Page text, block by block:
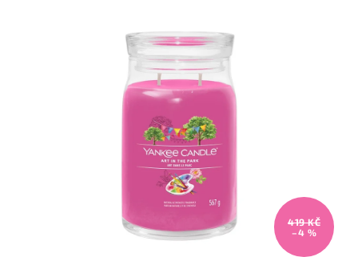
0,0
z
hvězdiček.
419 KČ
–4 %